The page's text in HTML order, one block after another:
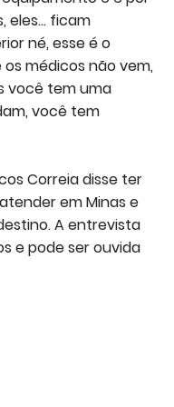
eles... ficam
né, esse é o
médicos não vem,
você tem uma
você tem
Correia disse ter
em Minas e
A entrevista
e pode ser ouvida